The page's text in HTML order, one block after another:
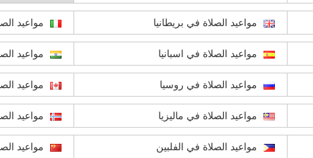
مواعيد الصلاة في بريطانيا مواعيد
مواعيد الصلاة في اسبانيا مواعيد
مواعيد الصلاة في روسيا مواعيد
مواعيد الصلاة في ماليزيا مواعيد
مواعيد الصلاة في الفلبين مواعيد